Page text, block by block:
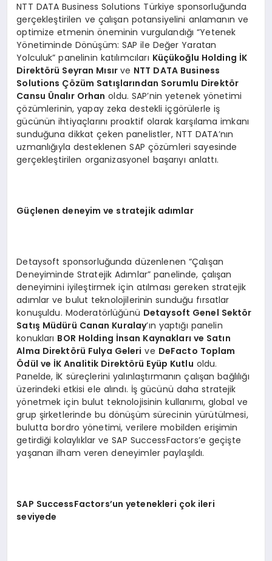
NTT DATA Business Solutions Türkiye sponsorluğunda
gerçekleştirilen ve çalışan potansiyelini anlamanın ve
optimize etmenin öneminin vurgulandığı “Yetenek
Yönetiminde Dönüşüm: SAP ile Değer Yaratan
Yolculuk” panelinin katılımcıları Küçükoğlu Holding İK
Direktörü Seyran Mısır ve NTT DATA Business
Solutions Çözüm Satışlarından Sorumlu Direktör
Cansu Ünalır Orhan oldu. SAP’nin yetenek yönetimi
çözümlerinin, yapay zeka destekli içgörülerle iş
gücünün ihtiyaçlarını proaktif olarak karşılama imkanı
sunduğuna dikkat çeken panelistler, NTT DATA’nın
uzmanlığıyla desteklenen SAP çözümleri sayesinde
gerçekleştirilen organizasyonel başarıyı anlattı.
Güçlenen deneyim ve stratejik adımlar
Detaysoft sponsorluğunda düzenlenen “Çalışan
Deneyiminde Stratejik Adımlar” panelinde, çalışan
deneyimini iyileştirmek için atılması gereken stratejik
adımlar ve bulut teknolojilerinin sunduğu fırsatlar
konuşuldu. Moderatörlüğünü Detaysoft Genel Sektör
Satış Müdürü Canan Kuralay’ın yaptığı panelin
konukları BOR Holding İnsan Kaynakları ve Satın
Alma Direktörü Fulya Geleri ve DeFacto Toplam
Ödül ve İK Analitik Direktörü Eyüp Kutlu oldu.
Panelde, İK süreçlerini yalınlaştırmanın çalışan bağlılığı
üzerindeki etkisi ele alındı. İş gücünü daha stratejik
yönetmek için bulut teknolojisinin kullanımı, global ve
grup şirketlerinde bu dönüşüm sürecinin yürütülmesi,
bulutta bordro yönetimi, verilere mobilden erişimin
getirdiği kolaylıklar ve SAP SuccessFactors’e geçişte
yaşanan ilham veren deneyimler paylaşıldı.
SAP SuccessFactors’un yetenekleri çok ileri
seviyede